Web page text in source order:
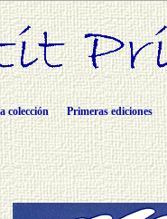
colección Primeras ediciones